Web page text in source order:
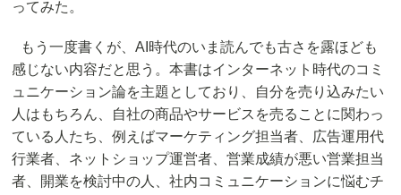
ってみた。
もう一度書くが、AI時代のいま読んでも古さを露ほども
感じない内容だと思う。本書はインターネット時代のコミ
ュニケーション論を主題としており、自分を売り込みたい
人はもちろん、自社の商品やサービスを売ることに関わっ
ている人たち、例えばマーケティング担当者、広告運用代
行業者、ネットショップ運営者、営業成績が悪い営業担当
者、開業を検討中の人、社内コミュニケーションに悩むチ